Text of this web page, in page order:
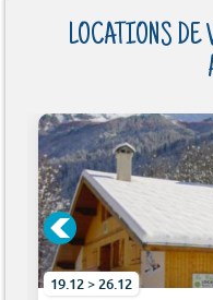
LOCATIONS DE
19.12 > 26.12